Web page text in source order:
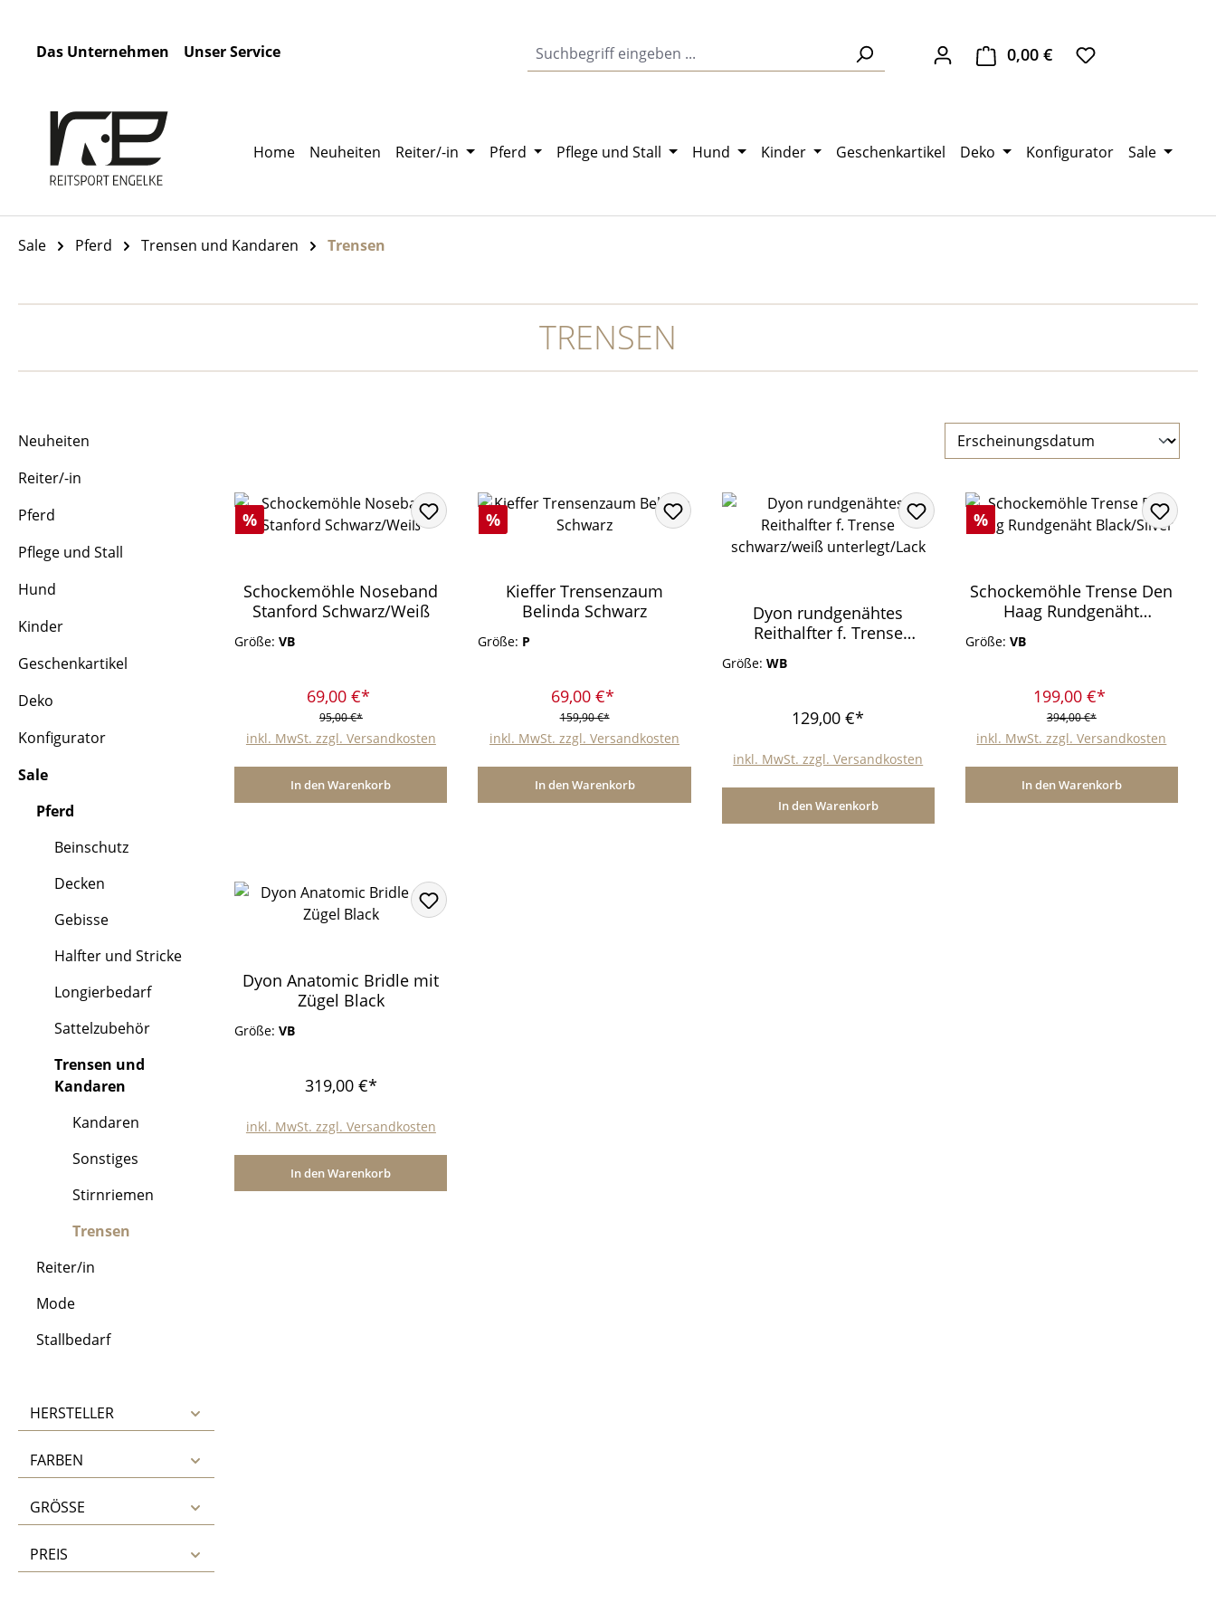
Das Unternehmen
Unser Service 0,00 €Warenkorb enthält 0
Home Neuheiten Reiter/-in Pferd Pflege und Stall Hund Kinder Geschenkartikel Deko Konfigurator Sale
Sale Pferd Trensen und Kandaren Trensen
TRENSEN
Neuheiten
Reiter/-in
Pferd
Pflege und Stall
Hund
Kinder
Geschenkartikel
Deko
Konfigurator
Sale
Pferd
Beinschutz
Decken
Gebisse
Halfter und Stricke
Longierbedarf
Sattelzubehör
Trensen und
Kandaren
Kandaren
Sonstiges
Stirnriemen
Trensen
Reiter/in
Mode
Stallbedarf
HERSTELLER
FARBEN
GRÖSSE
PREIS
Rabatt
%
Schockemöhle Noseband
Stanford Schwarz/Weiß
Größe:VB
69,00 €*
95,00 €*
inkl. MwSt. zzgl. Versandkosten
In den Warenkorb
Rabatt
%
Kieffer Trensenzaum
Belinda Schwarz
Größe: P
69,00 €*
159,90 €*
inkl. MwSt. zzgl. Versandkosten
In den Warenkorb
Dyon rundgenähtes
Reithalfter f. Trense
unterlegt/Lack
Größe: WB
129,00 €*
inkl. MwSt. zzgl. Versandkosten
In den Warenkorb
Rabatt
%
Schockemöhle Trense Den
Haag Rundgenäht
Größe: VB
199,00 €*
394,00 €*
inkl. MwSt. zzgl. Versandkosten
In den Warenkorb
Dyon Anatomic Bridle mit
Zügel Black
Größe:VB
319,00 €*
inkl. MwSt. zzgl. Versandkosten
In den Warenkorb